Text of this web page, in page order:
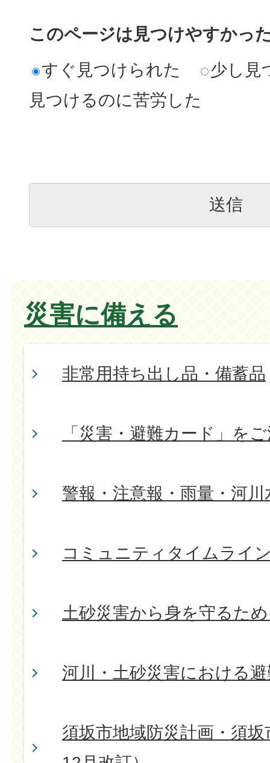
このページは見つけやすかっ
すぐ見つけられた
少し見
見つけるのに苦労した
災害に備える
非常用持ち出し品・備蓄品
「災害・避難カード」を
警報・注意報・雨量・河
コミュニティタイムライ
土砂災害から身を守るた
河川・土砂災害における
須坂市地域防災計画・須